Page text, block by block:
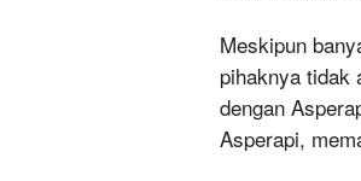
Meskipun
pihaknya tidak
dengan
Asperapi,